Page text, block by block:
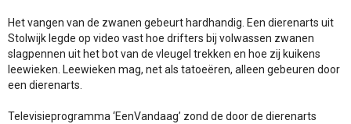
Het vangen van de zwanen gebeurt hardhandig. Een dierenarts uit
Stolwijk legde op video vast hoe drifters bij volwassen zwanen
slagpennen uit het bot van de vleugel trekken en hoe zij kuikens
leewieken. Leewieken mag, net als tatoeëren, alleen gebeuren door
een dierenarts.
Televisieprogramma ‘EenVandaag’ zond de door de dierenarts